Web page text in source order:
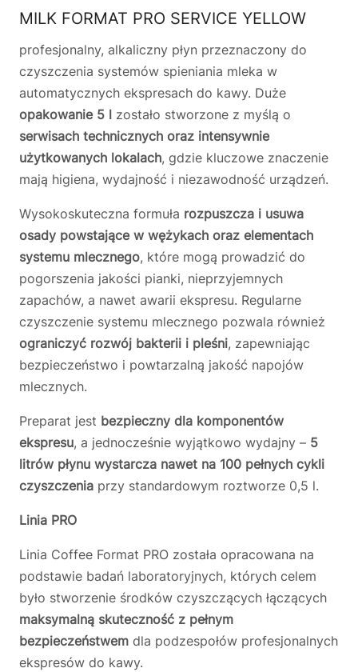
MILK FORMAT PRO SERVICE YELLOW
profesjonalny, alkaliczny płyn przeznaczony do
czyszczenia systemów spieniania mleka w
automatycznych ekspresach do kawy. Duże
opakowanie 5 l zostało stworzone z myślą o
serwisach technicznych oraz intensywnie
użytkowanych lokalach, gdzie kluczowe znaczenie
mają higiena, wydajność i niezawodność urządzeń.
Wysokoskuteczna formuła rozpuszcza i usuwa
osady powstające w wężykach oraz elementach
systemu mlecznego, które mogą prowadzić do
pogorszenia jakości pianki, nieprzyjemnych
zapachów, a nawet awarii ekspresu. Regularne
czyszczenie systemu mlecznego pozwala również
ograniczyć rozwój bakterii i pleśni, zapewniając
bezpieczeństwo i powtarzalną jakość napojów
mlecznych.
Preparat jest bezpieczny dla komponentów
ekspresu, a jednocześnie wyjątkowo wydajny – 5
litrów płynu wystarcza nawet na 100 pełnych cykli
czyszczenia przy standardowym roztworze 0,5 l.
Linia PRO
Linia Coffee Format PRO została opracowana na
podstawie badań laboratoryjnych, których celem
było stworzenie środków czyszczących łączących
maksymalną skuteczność z pełnym
bezpieczeństwem dla podzespołów profesjonalnych
ekspresów do kawy.